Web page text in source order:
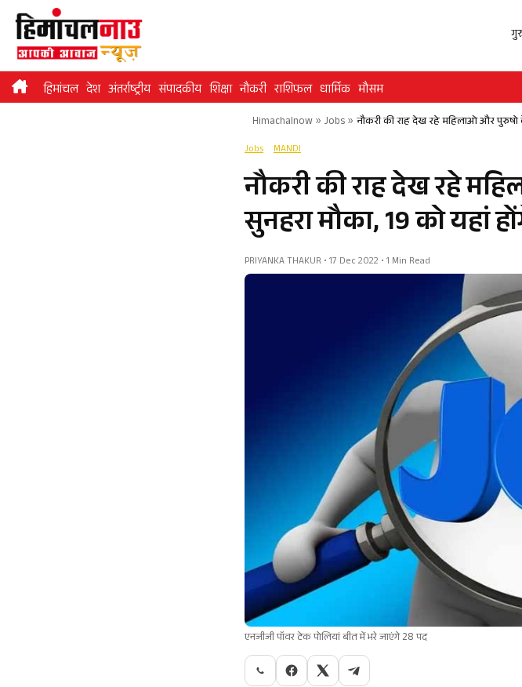
Skip
content
हिमांचल देश अंतर्राष्ट्रीय संपादकीय शिक्षा नौकरी राशिफल धार्मिक मौसम
Himachalnow» Jobs» नौकरी की राह देख रहे महिलाओ और पुरुषो
Jobs MANDI
नौकरी की राह देख रहे
सुनहरा मौका, 19 को यहां
PRIYANKA THAKUR • 17 Dec 2022 • 1 Min Read
एनजीजी पॉवर टेक पोलियां बीत में भरे जाएंगे 28 पद